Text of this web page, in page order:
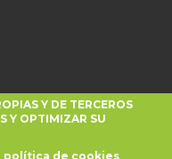
Y DE TERCEROS
Y OPTIMIZAR SU
política de cookies